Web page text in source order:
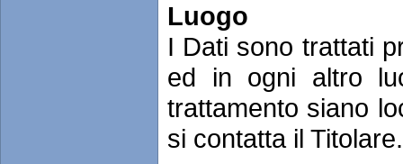
Luogo
I Dati sono trattati
ed in ogni altro
trattamento siano
si contatta il Titolare.